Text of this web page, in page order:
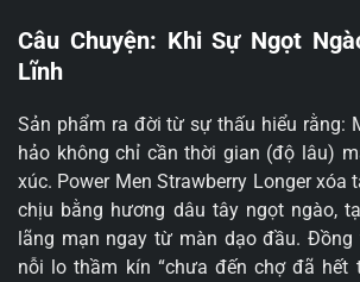
Câu Chuyện: Khi Sự Ngọt
Lĩnh
Sản phẩm ra đời từ sự thấu hiểu rằng:
hảo không chỉ cần thời gian (độ lâu)
xúc. Power Men Strawberry Longer xóa
chịu bằng hương dâu tây ngọt ngào,
lãng mạn ngay từ màn dạo đầu. Đồng
nỗi lo thầm kín “chưa đến chợ đã hết